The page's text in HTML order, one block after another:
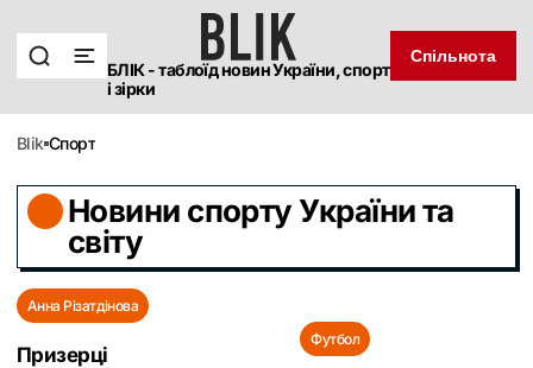
БЛІК - таблоїд новин України, спорт
і зірки
Спільнота
blik Спорт
Новини спорту України та
світу
Анна Різатдінова
Призерці
Футбол